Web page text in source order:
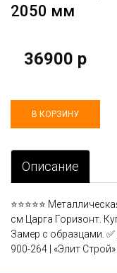
2050 мм
36900 р
Описание
⭐⭐⭐⭐⭐
см Царга Горизонт.
Замер с образцами.
900-264 | «Элит Строй»